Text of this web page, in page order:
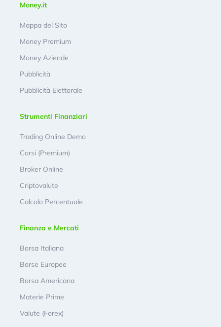
Money.it
Mappa del Sito
Money Premium
Money Aziende
Pubblicità
Pubblicità Elettorale
Strumenti Finanziari
Trading Online Demo
Corsi (Premium)
Broker Online
Criptovalute
Calcolo Percentuale
Finanza e Mercati
Borsa Italiana
Borse Europee
Borsa Americana
Materie Prime
Valute (Forex)